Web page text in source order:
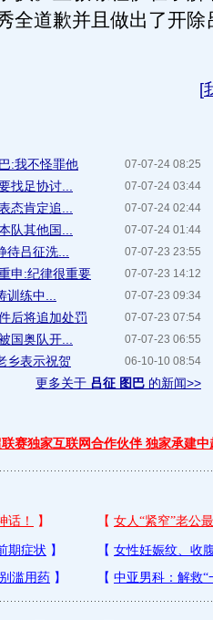
全道歉并且做出了开除
[
07-07-24 08:25
:我不怪罪他
07-07-24 03:44
找足协讨...
07-07-24 02:44
态肯定追...
07-07-24 01:44
队其他国...
07-07-23 23:55
吕征洗...
07-07-23 14:12
申:纪律很重要
07-07-23 09:34
练中...
07-07-23 07:54
后将追加处罚
07-07-23 06:55
国奥队开...
06-10-10 08:54
乡表示祝贺
更多关于 吕征 图巴 的新闻>>
赛独家互联网合作伙伴 独家承建中